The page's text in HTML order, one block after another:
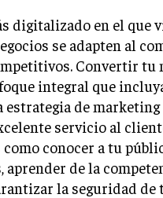
digitalizado en el que
se adapten al
Convertir tu
integral que
de
servicio al
como conocer a tu
de la
la seguridad de